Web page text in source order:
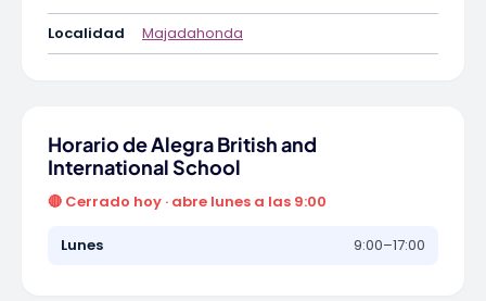
Localidad
Majadahonda
Horario de Alegra British and
International School
🔴 Cerrado hoy · abre lunes a las 9:00
Lunes 9:00–17:00